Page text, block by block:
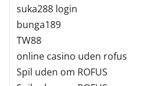
suka288 login
bunga189
TW88
online casino uden rofus
Spil uden om ROFUS